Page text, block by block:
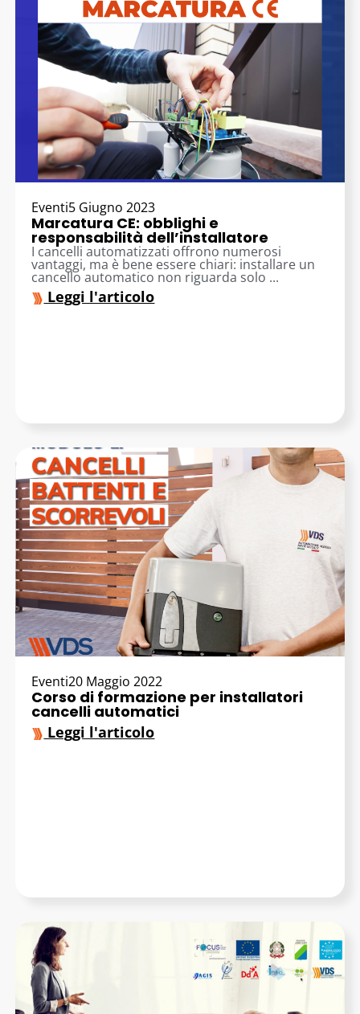
Eventi5 Giugno 2023
Marcatura CE: obblighi e
responsabilità dell’installatore
I cancelli automatizzati offrono numerosi
vantaggi, ma è bene essere chiari: installare un
cancello automatico non riguarda solo ...
Leggi l'articolo
Eventi20 Maggio 2022
Corso di formazione per installatori
cancelli automatici
Leggi l'articolo